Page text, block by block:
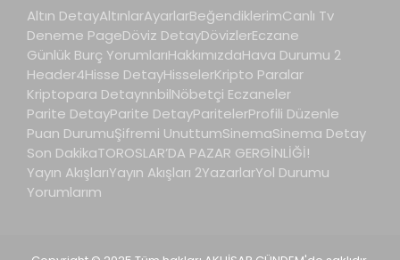
Altın DetayAltınlarAyarlarBeğendiklerimCanlı Tv
Deneme PageDöviz DetayDövizlerEczane
Günlük Burç YorumlarıHakkımızdaHava Durumu 2
Header4Hisse DetayHisselerKripto Paralar
Kriptopara DetaynnbilNöbetçi Eczaneler
Parite DetayParite DetayParitelerProfili Düzenle
Puan DurumuŞifremi UnuttumSinemaSinema Detay
Son DakikaTOROSLAR’DA PAZAR GERGİNLİĞİ!
Yayın AkışlarıYayın Akışları 2YazarlarYol Durumu
Yorumlarım